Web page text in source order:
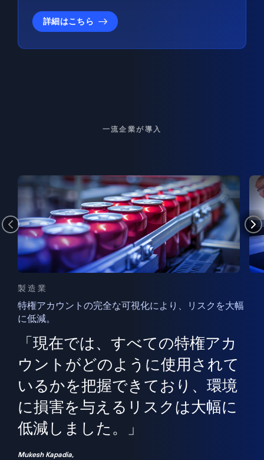
詳細はこちら
一流企業が導入
製造業
特権アカウントの完全な可視化により、リスクを大幅
に低減。
「現在では、すべての特権アカ
ウントがどのように使用されて
いるかを把握できており、環境
に損害を与えるリスクは大幅に
低減しました。」
Mukesh Kapadia,